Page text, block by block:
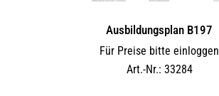
Ausbildungsplan B197
Für Preise bitte einloggen
Art.-Nr.: 33284